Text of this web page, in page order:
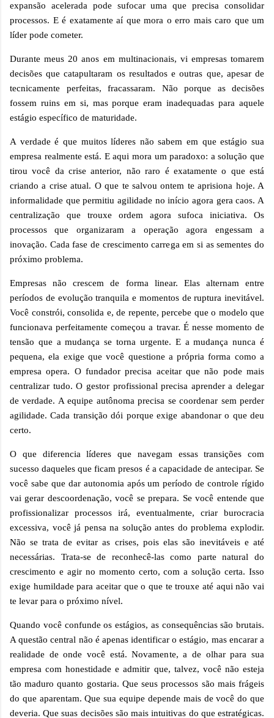
expansão acelerada pode sufocar uma que precisa consolidar
processos. E é exatamente aí que mora o erro mais caro que um
líder pode cometer.
Durante meus 20 anos em multinacionais, vi empresas tomarem
decisões que catapultaram os resultados e outras que, apesar de
tecnicamente perfeitas, fracassaram. Não porque as decisões
fossem ruins em si, mas porque eram inadequadas para aquele
estágio específico de maturidade.
A verdade é que muitos líderes não sabem em que estágio sua
empresa realmente está. E aqui mora um paradoxo: a solução que
tirou você da crise anterior, não raro é exatamente o que está
criando a crise atual. O que te salvou ontem te aprisiona hoje. A
informalidade que permitiu agilidade no início agora gera caos. A
centralização que trouxe ordem agora sufoca iniciativa. Os
processos que organizaram a operação agora engessam a
inovação. Cada fase de crescimento carrega em si as sementes do
próximo problema.
Empresas não crescem de forma linear. Elas alternam entre
períodos de evolução tranquila e momentos de ruptura inevitável.
Você constrói, consolida e, de repente, percebe que o modelo que
funcionava perfeitamente começou a travar. É nesse momento de
tensão que a mudança se torna urgente. E a mudança nunca é
pequena, ela exige que você questione a própria forma como a
empresa opera. O fundador precisa aceitar que não pode mais
centralizar tudo. O gestor profissional precisa aprender a delegar
de verdade. A equipe autônoma precisa se coordenar sem perder
agilidade. Cada transição dói porque exige abandonar o que deu
certo.
O que diferencia líderes que navegam essas transições com
sucesso daqueles que ficam presos é a capacidade de antecipar. Se
você sabe que dar autonomia após um período de controle rígido
vai gerar descoordenação, você se prepara. Se você entende que
profissionalizar processos irá, eventualmente, criar burocracia
excessiva, você já pensa na solução antes do problema explodir.
Não se trata de evitar as crises, pois elas são inevitáveis e até
necessárias. Trata-se de reconhecê-las como parte natural do
crescimento e agir no momento certo, com a solução certa. Isso
exige humildade para aceitar que o que te trouxe até aqui não vai
te levar para o próximo nível.
Quando você confunde os estágios, as consequências são brutais.
A questão central não é apenas identificar o estágio, mas encarar a
realidade de onde você está. Novamente, a de olhar para sua
empresa com honestidade e admitir que, talvez, você não esteja
tão maduro quanto gostaria. Que seus processos são mais frágeis
do que aparentam. Que sua equipe depende mais de você do que
deveria. Que suas decisões são mais intuitivas do que estratégicas.